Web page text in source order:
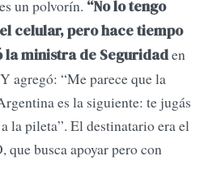
un polvorín. “No lo tengo
celular, pero hace tiempo
la ministra de Seguridaden
agregó: “Me parece que la
es la siguiente: te jugás
la pileta”. El destinatario era el
que busca apoyar pero con